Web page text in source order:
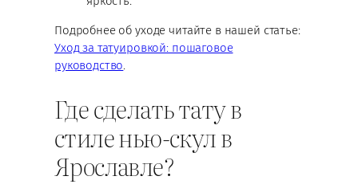
Подробнее об уходе читайте в нашей статье:
Уход за татуировкой: пошаговое
руководство.
Где сделать тату в
стиле нью-скул в
Ярославле?